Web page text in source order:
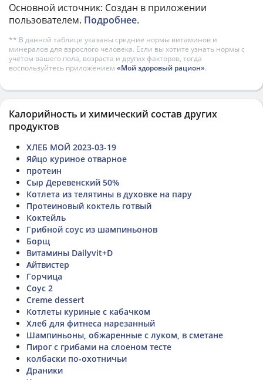
Основной источник: Создан в приложении
пользователем. Подробнее.
** В данной таблице указаны средние нормы витаминов и
минералов для взрослого человека. Если вы хотите узнать нормы с
учетом вашего пола, возраста и других факторов, тогда
воспользуйтесь приложением «Мой здоровый рацион».
Калорийность и химический состав других
продуктов
ХЛЕБ МОЙ 2023-03-19
Яйцо куриное отварное
протеин
Сыр Деревенский 50%
Котлета из телятины в духовке на пару
Протеиновый коктель готвый
Коктейль
Грибной соус из шампиньонов
Борщ
Витамины Dailyvit+D
Айтвистер
Горчица
Соус 2
Creme dessert
Котлеты куриные с кабачком
Хлеб для фитнеса нарезанный
Шампиньоны, обжаренные с луком, в сметане
Пирог с грибами на слоеном тесте
колбаски по-охотничьи
Драники